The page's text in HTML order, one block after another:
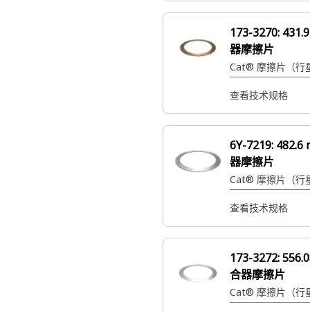
173-3270:
器摩擦片
Cat® 摩擦片（行
查看技术规格
6Y-7219: 482.6
器摩擦片
Cat® 摩擦片（行
查看技术规格
173-3272:
合器摩擦片
Cat® 摩擦片（行